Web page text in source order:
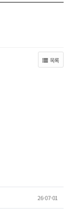
목록
26-07-01